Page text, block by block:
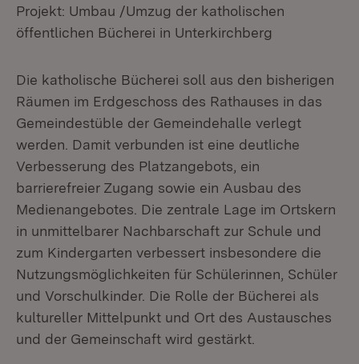
Projekt: Umbau /Umzug der katholischen
öffentlichen Bücherei in Unterkirchberg
Die katholische Bücherei soll aus den bisherigen
Räumen im Erdgeschoss des Rathauses in das
Gemeindestüble der Gemeindehalle verlegt
werden. Damit verbunden ist eine deutliche
Verbesserung des Platzangebots, ein
barrierefreier Zugang sowie ein Ausbau des
Medienangebotes. Die zentrale Lage im Ortskern
in unmittelbarer Nachbarschaft zur Schule und
zum Kindergarten verbessert insbesondere die
Nutzungsmöglichkeiten für Schülerinnen, Schüler
und Vorschulkinder. Die Rolle der Bücherei als
kultureller Mittelpunkt und Ort des Austausches
und der Gemeinschaft wird gestärkt.